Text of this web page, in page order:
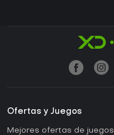
Ofertas y Juegos
Mejores ofertas de juegos